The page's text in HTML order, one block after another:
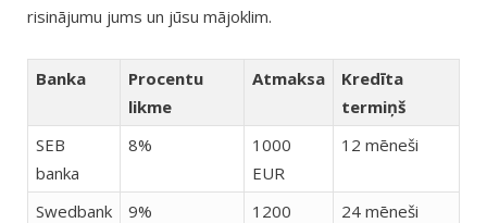
risinājumu jums un jūsu mājoklim.
Banka
Procentu
likme
Atmaksa
Kredīta
termiņš
SEB
banka
8%
1000
EUR
12 mēneši
Swedbank 9%
1200
24 mēneši